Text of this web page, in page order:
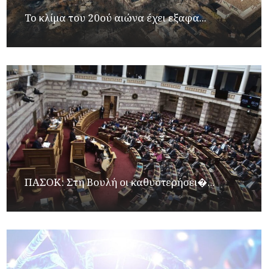
Το κλίμα του 20ού αιώνα έχει εξαφα...
ΠΑΣΟΚ: Στη Βουλή οι καθυστερήσει�...